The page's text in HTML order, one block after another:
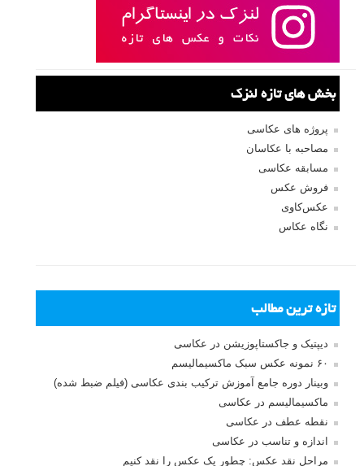
نام کاربری
رمز عبور
مرا به خاطر بسپار
ثبت نام
بازیابی رمز عبور
جستجو یرای:
بخش های تازه لنزک
پروژه های عکاسی
مصاحبه با عکاسان
مسابقه عکاسی
فروش عکس